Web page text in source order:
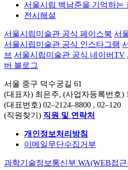
서울시립 백남준을 기억하는
전시해설
서울시립미술관 공식 페이스북 서
서울시립미술관 공식 인스타그램
브 서울시립미술관 공식 네이버TV
버 블로그
서울 중구 덕수궁길 61
(대표자) 최은주, (사업자등록번호)
(대표번호) 02–2124–8800 , 02–120
(직원찾기) 직원 및 연락처
개인정보처리방침
이메일무단수집거부
과학기술정보통신부 WA(WEB접